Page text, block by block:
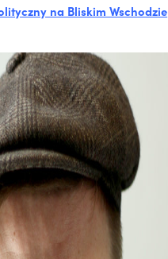
na Bliskim Wschodzie